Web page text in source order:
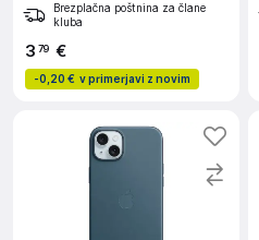
Brezplačna poštnina za člane
kluba
3 79 €
-0,20 € v primerjavi z novim